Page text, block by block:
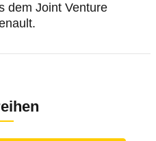
dem Joint Venture